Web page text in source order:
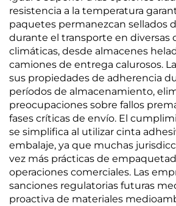
resistencia a la temperatura
paquetes permanezcan sellados
durante el transporte en diversas
climáticas, desde almacenes
camiones de entrega calurosos.
sus propiedades de adherencia
períodos de almacenamiento,
preocupaciones sobre fallos
fases críticas de envío. El
se simplifica al utilizar cinta
embalaje, ya que muchas
vez más prácticas de
operaciones comerciales. Las
sanciones regulatorias futuras
proactiva de materiales